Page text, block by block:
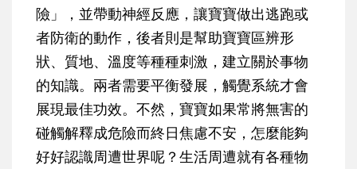
險」，並帶動神經反應，讓寶寶做出逃跑或
者防衛的動作，後者則是幫助寶寶區辨形
狀、質地、溫度等種種刺激，建立關於事物
的知識。兩者需要平衡發展，觸覺系統才會
展現最佳功效。不然，寶寶如果常將無害的
碰觸解釋成危險而終日焦慮不安，怎麼能夠
好好認識周遭世界呢？生活周遭就有各種物